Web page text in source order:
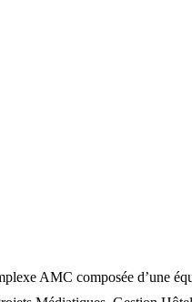
AMC composée d’une